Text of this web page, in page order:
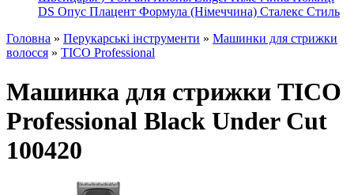
DS Опус Плацент Формула (Німеччина) Сталекс Стиль
Головна » Перукарські інструменти » Машинки для стрижки
волосся » TICO Professional
Машинка для стрижки TICO
Professional Black Under Cut
100420